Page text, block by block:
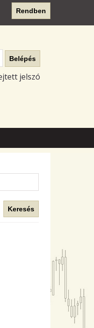
Rendben
Belépés
jelszó
Keresés